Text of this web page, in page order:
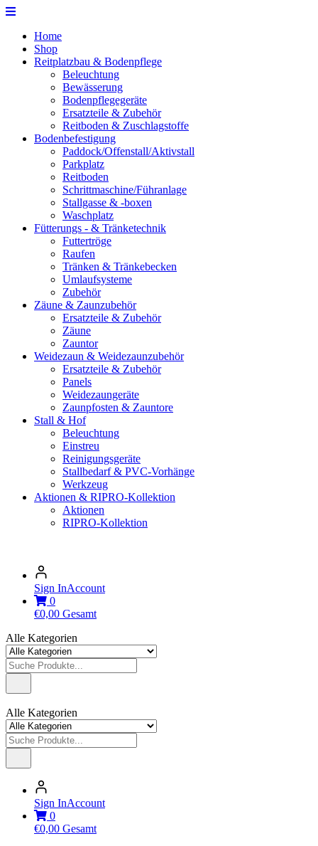
Home
Shop
Reitplatzbau & Bodenpflege
Beleuchtung
Bewässerung
Bodenpflegegeräte
Ersatzteile & Zubehör
Reitboden & Zuschlagstoffe
Bodenbefestigung
Paddock/Offenstall/Aktivstall
Parkplatz
Reitboden
Schrittmaschine/Führanlage
Stallgasse & -boxen
Waschplatz
Fütterungs - & Tränketechnik
Futtertröge
Raufen
Tränken & Tränkebecken
Umlaufsysteme
Zubehör
Zäune & Zaunzubehör
Ersatzteile & Zubehör
Zäune
Zauntor
Weidezaun & Weidezaunzubehör
Ersatzteile & Zubehör
Panels
Weidezaungeräte
Zaunpfosten & Zauntore
Stall & Hof
Beleuchtung
Einstreu
Reinigungsgeräte
Stallbedarf & PVC-Vorhänge
Werkzeug
Aktionen & RIPRO-Kollektion
Aktionen
RIPRO-Kollektion
Sign InAccount
0
€0,00 Gesamt
Alle Kategorien
Alle Kategorien
Sign InAccount
0
€0,00 Gesamt